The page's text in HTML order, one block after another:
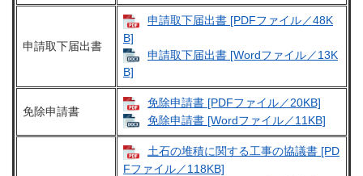
申請取下届出書
申請取下届出書 [PDFファイル／48K
B]
申請取下届出書 [Wordファイル／13K
B]
免除申請書
免除申請書 [PDFファイル／20KB]
免除申請書 [Wordファイル／11KB]
土石の堆積に関する工事の協議書 [PD
Fファイル／118KB]